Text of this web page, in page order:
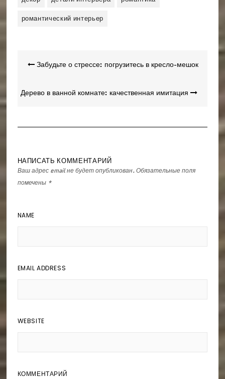
романтический интерьер
Навигация
записям
Забудьте о стрессе: погрузитесь в кресло-мешок
Дерево в ванной комнате: качественная имитация
НАПИСАТЬ КОММЕНТАРИЙ
Ваш адрес email не будет опубликован. Обязательные поля
помечены *
NAME
EMAIL ADDRESS
WEBSITE
КОММЕНТАРИЙ